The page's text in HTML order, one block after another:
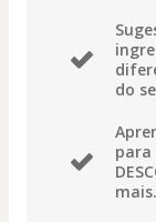
do
para
mais.